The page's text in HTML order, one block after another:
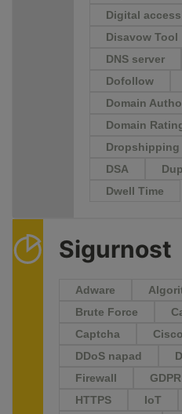
Digital
Disavow Tool
DNS server
Dofollow
Domain
Domain
Dropshipping
DSA
Dwell Time
Sigurnost
Adware
Brute Force
Captcha
Cisco
DDoS napad
Firewall
GDPR
HTTPS
IoT